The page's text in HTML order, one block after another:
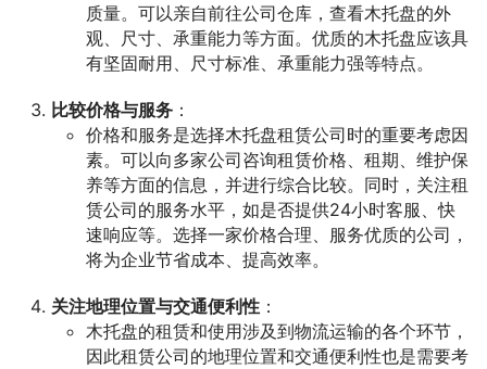
质量。可以亲自前往公司仓库，查看木托盘的外
观、尺寸、承重能力等方面。优质的木托盘应该具
有坚固耐用、尺寸标准、承重能力强等特点。
比较价格与服务 ：
价格和服务是选择木托盘租赁公司时的重要考虑因
素。可以向多家公司咨询租赁价格、租期、维护保
养等方面的信息，并进行综合比较。同时，关注租
赁公司的服务水平，如是否提供24小时客服、快
速响应等。选择一家价格合理、服务优质的公司，
将为企业节省成本、提高效率。
关注地理位置与交通便利性 ：
木托盘的租赁和使用涉及到物流运输的各个环节，
因此租赁公司的地理位置和交通便利性也是需要考